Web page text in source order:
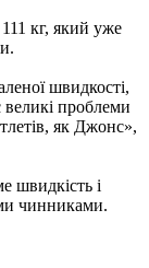
кг, який уже
швидкості,
проблеми
як Джонс»,
швидкість і
чинниками.